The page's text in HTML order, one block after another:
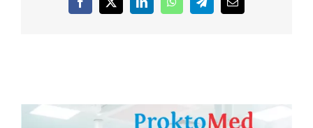
Facebook
X LinkedInWhatsAppTelegramEmail